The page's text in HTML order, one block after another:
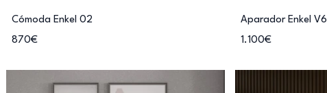
Cómoda Enkel 02
870€
Aparador Enkel V6
1.100€